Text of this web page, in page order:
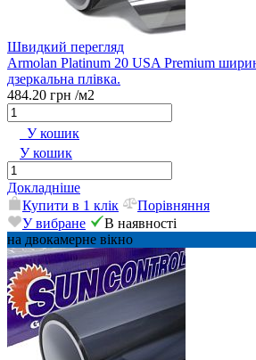
Швидкий перегляд
Armolan Platinum 20 USA Premium
дзеркальна плівка.
484.20 грн /м2
У кошик
У кошик
Докладніше
Купити в 1 клік
Порівняння
У вибране
В наявності
на двокамерне вікно